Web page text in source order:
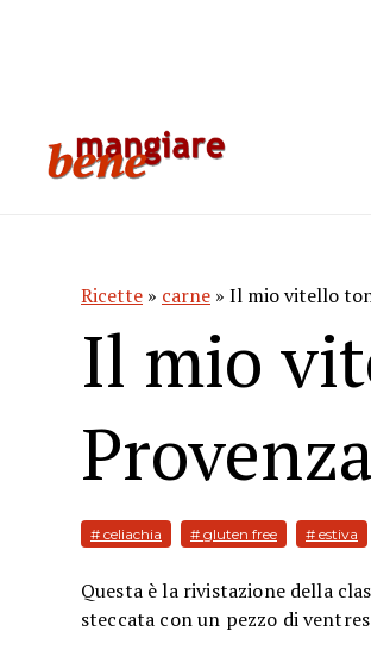
Ricette » carne » Il mio vitello
Il mio
# celiachia # gluten free # estiva
Questa è la rivistazione della
steccata con un pezzo di